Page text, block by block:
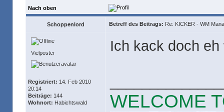
Nach oben
Schoppenlord Betreff des Beitrags: Re: KICKER - WM
Vielposter
Registriert: 14. Feb 2010
20:14
Beiträge: 144
Wohnort: Habichtswald
Ich kack doch
WELCOME